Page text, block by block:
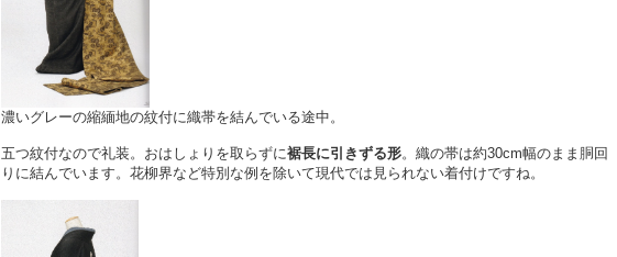
濃いグレーの縮緬地の紋付に織帯を結んでいる途中。
五つ紋付なので礼装。おはしょりを取らずに裾長に引きずる形。織の帯は約30cm幅のまま胴回
りに結んでいます。花柳界など特別な例を除いて現代では見られない着付けですね。